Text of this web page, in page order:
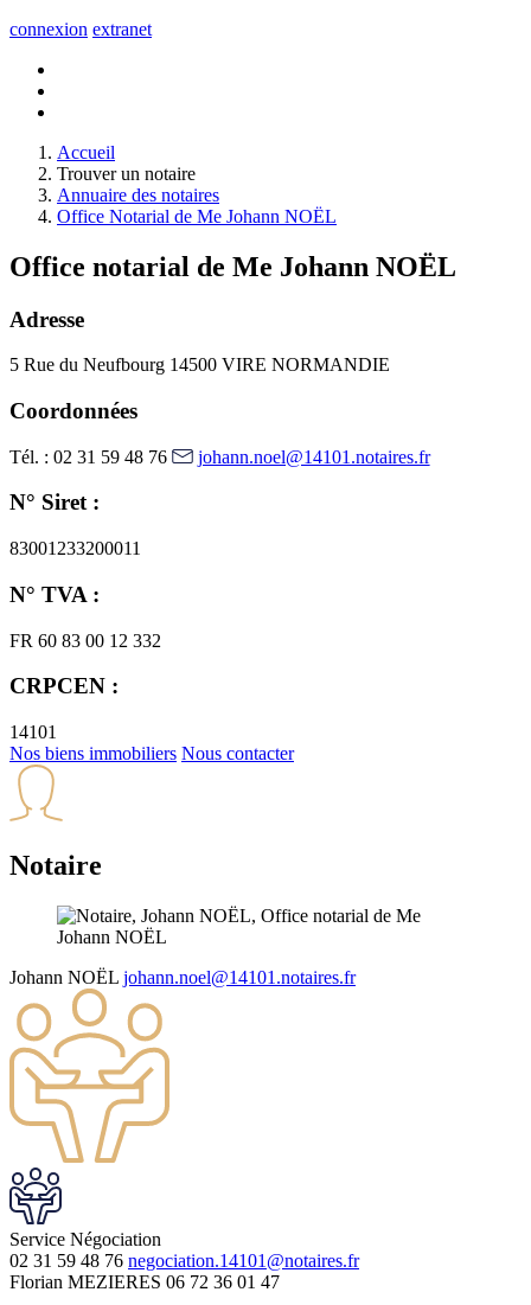
connexion extranet
Accueil
Trouver un notaire
Annuaire des notaires
Office Notarial de Me Johann NOËL
Office notarial de Me Johann NOËL
Adresse
5 Rue du Neufbourg 14500 VIRE NORMANDIE
Coordonnées
Tél. : 02 31 59 48 76 johann.noel@14101.notaires.fr
N° Siret :
83001233200011
N° TVA :
FR 60 83 00 12 332
CRPCEN :
14101
Nos biens immobiliers Nous contacter
Notaire
Johann NOËL johann.noel@14101.notaires.fr
Service Négociation
02 31 59 48 76 negociation.14101@notaires.fr
Florian MEZIERES 06 72 36 01 47
Leaflet| © OpenStreetMap France | ©